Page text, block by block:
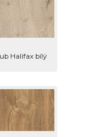
Halifax bílý